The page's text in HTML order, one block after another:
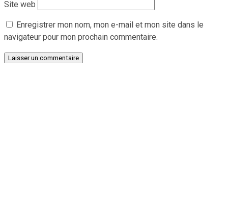
Site web
Enregistrer mon nom, mon e-mail et mon site dans le
navigateur pour mon prochain commentaire.